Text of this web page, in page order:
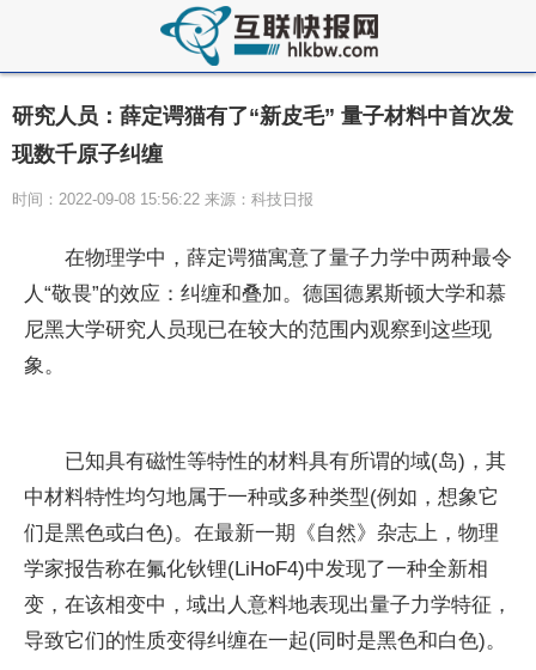
研究人员：薛定谔猫有了“新皮毛” 量子材料中首次发
现数千原子纠缠
时间：2022-09-08 15:56:22 来源：科技日报
在物理学中，薛定谔猫寓意了量子力学中两种最令
人“敬畏”的效应：纠缠和叠加。德国德累斯顿大学和慕
尼黑大学研究人员现已在较大的范围内观察到这些现
象。
已知具有磁性等特性的材料具有所谓的域(岛)，其
中材料特性均匀地属于一种或多种类型(例如，想象它
们是黑色或白色)。在最新一期《自然》杂志上，物理
学家报告称在氟化钬锂(LiHoF4)中发现了一种全新相
变，在该相变中，域出人意料地表现出量子力学特征，
导致它们的性质变得纠缠在一起(同时是黑色和白色)。